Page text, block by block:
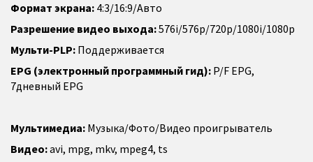
Формат экрана: 4:3/16:9/Авто
Разрешение видео выхода:576i/576p/720p/1080i/1080p
Мульти-PLP: Поддерживается
EPG (электронный программный гид): P/F EPG,
7дневный EPG
Мультимедиа: Музыка/Фото/Видео проигрыватель
Видео:avi, mpg, mkv, mpeg4, ts